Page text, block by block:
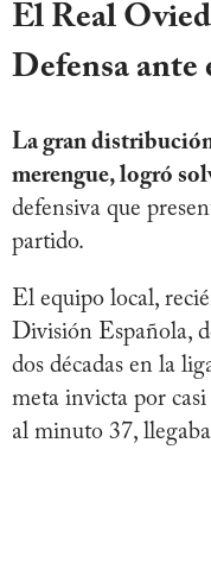
El Real
Defensa
La gran
merengue, logró
defensiva que
partido.
El equipo local,
División Española,
dos décadas en la
meta invicta por
al minuto 37,